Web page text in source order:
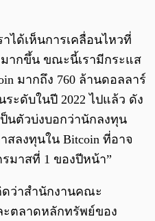
ได้เห็นการเคลื่อนไหวที่
ากขึ้น ขณะนี้เรามีกระแส
มากถึง 760 ล้านดอลลาร์
ระดับในปี 2022 ไปแล้ว ดัง
นตัวบ่งบอกว่านักลงทุน
สลงทุนใน Bitcoin ที่อาจ
มาสที่ 1 ของปีหน้า”
ดว่าสำนักงานคณะ
ตลาดหลักทรัพย์ของ